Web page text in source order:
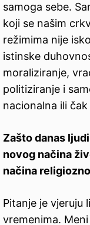
samoga sebe.
koji se našim
režimima nije
istinske
moraliziranje,
politiziranje i
nacionalna ili
Zašto danas
novog načina
načina
Pitanje je vjeruju
vremenima.